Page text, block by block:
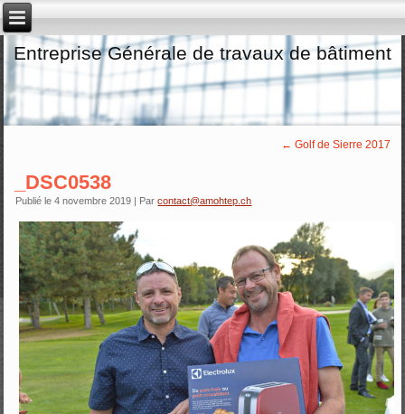
Entreprise Générale de travaux de bâtiment
← Golf de Sierre 2017
_DSC0538
Publié le 4 novembre 2019 | Par contact@amohtep.ch